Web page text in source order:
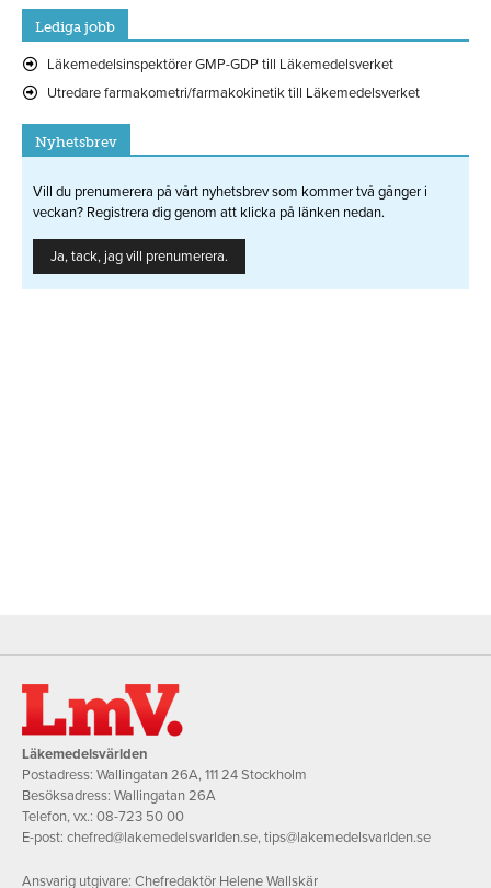
Lediga jobb
Läkemedelsinspektörer GMP-GDP till Läkemedelsverket
Utredare farmakometri/farmakokinetik till Läkemedelsverket
Nyhetsbrev
Vill du prenumerera på vårt nyhetsbrev som kommer två gånger i
veckan? Registrera dig genom att klicka på länken nedan.
Ja, tack, jag vill prenumerera.
Läkemedelsvärlden
Postadress: Wallingatan 26A, 111 24 Stockholm
Besöksadress: Wallingatan 26A
Telefon, vx.: 08-723 50 00
E-post: chefred@lakemedelsvarlden.se,tips@lakemedelsvarlden.se
Ansvarig utgivare: Chefredaktör Helene Wallskär